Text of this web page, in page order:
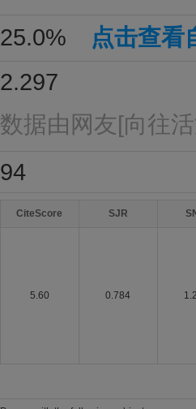
25.0% 点击查看
2.297
数据由网友[向往
94
CiteScore SJR
5.60 0.784